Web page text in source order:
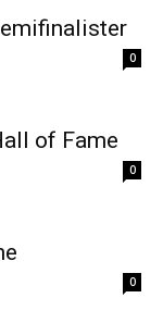
0
of Fame
0
0